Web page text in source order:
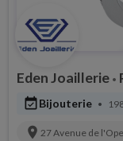
Eden Joaillerie •
event_availableBijouterie •
location_on 27 Avenue de